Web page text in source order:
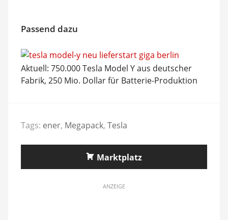
Passend dazu
Aktuell: 750.000 Tesla Model Y aus deutscher
Fabrik, 250 Mio. Dollar für Batterie-Produktion
Tags: ener, Megapack, Tesla
Marktplatz
ANZEIGE